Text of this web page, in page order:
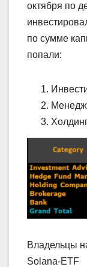
октября по
по сумме
попали:
Владельцы
Solana-ETF